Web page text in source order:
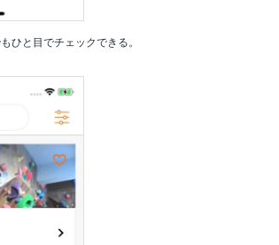
ひと目でチェックできる。